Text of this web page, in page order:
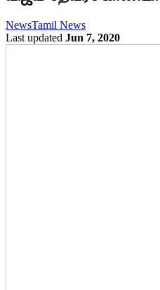
NewsTamil News
Last updated Jun 7, 2020